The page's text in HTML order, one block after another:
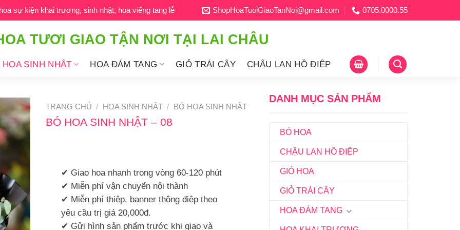
sự kiện khai trương, sinh nhật, hoa viếng tang lễ ShopHoaTuoiGiaoTanNoi@gmail.com 0705.0000.55
TƯƠI GIAO TẬN NƠI TẠI LAI CHÂU
HOA SINH NHẬT HOA ĐÁM TANG GIỎ TRÁI CÂY CHẬU LAN HỒ ĐIỆP
DANH MỤC SẢN PHẨM
BÓ HOA
CHẬU LAN HỒ ĐIỆP
GIỎ HOA
GIỎ TRÁI CÂY
HOA ĐÁM TANG
TRANG CHỦ / HOA SINH NHẬT / BÓ HOA SINH NHẬT
BÓ HOA SINH NHẬT – 08
✔ Giao hoa nhanh trong vòng 60-120 phút
✔ Miễn phí vận chuyển nội thành
✔ Miễn phí thiệp, banner thông điệp theo
yêu cầu trị giá 20,000đ.
✔ Gửi hình sản phẩm trước khi giao và